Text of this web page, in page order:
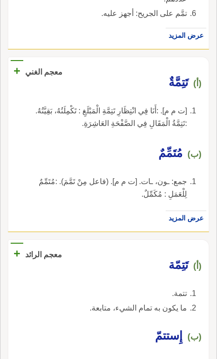
تمَّم على الجريح: أجهز عليه.
عرض المزيد
معجم الغني +
(أ) تَتِمَّةٌ
[ت م م]. :أَنَا فِي انْتِظَارِ تَتِمَّةِ الْمَبْلَغِ : تَكْمِلَتُهُ، بَقِيَّتُهُ.
:تَتِمَّةُ الْمَقَالِ فِي الصَّفْحَةِ العَاشِرَةِ.
(ب) مُتَمِّمٌ
جمع: ـون، ـات. [ت م م]. (فاعل مِنْ تَمَّمَ). :مُتَمِّمٌ
لِلْعَمَلِ : مُكَمِّلٌ.
عرض المزيد
معجم الرائد +
(أ) تَتِمّة
تتمة.
ما يكون به تمام الشيء، متابعة.
(ب) إِستتمّ